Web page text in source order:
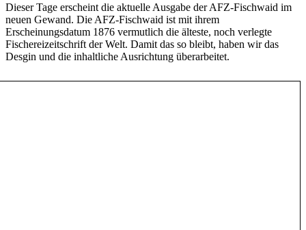
Dieser Tage erscheint die aktuelle Ausgabe der AFZ-Fischwaid im
neuen Gewand. Die AFZ-Fischwaid ist mit ihrem
Erscheinungsdatum 1876 vermutlich die älteste, noch verlegte
Fischereizeitschrift der Welt. Damit das so bleibt, haben wir das
Desgin und die inhaltliche Ausrichtung überarbeitet.